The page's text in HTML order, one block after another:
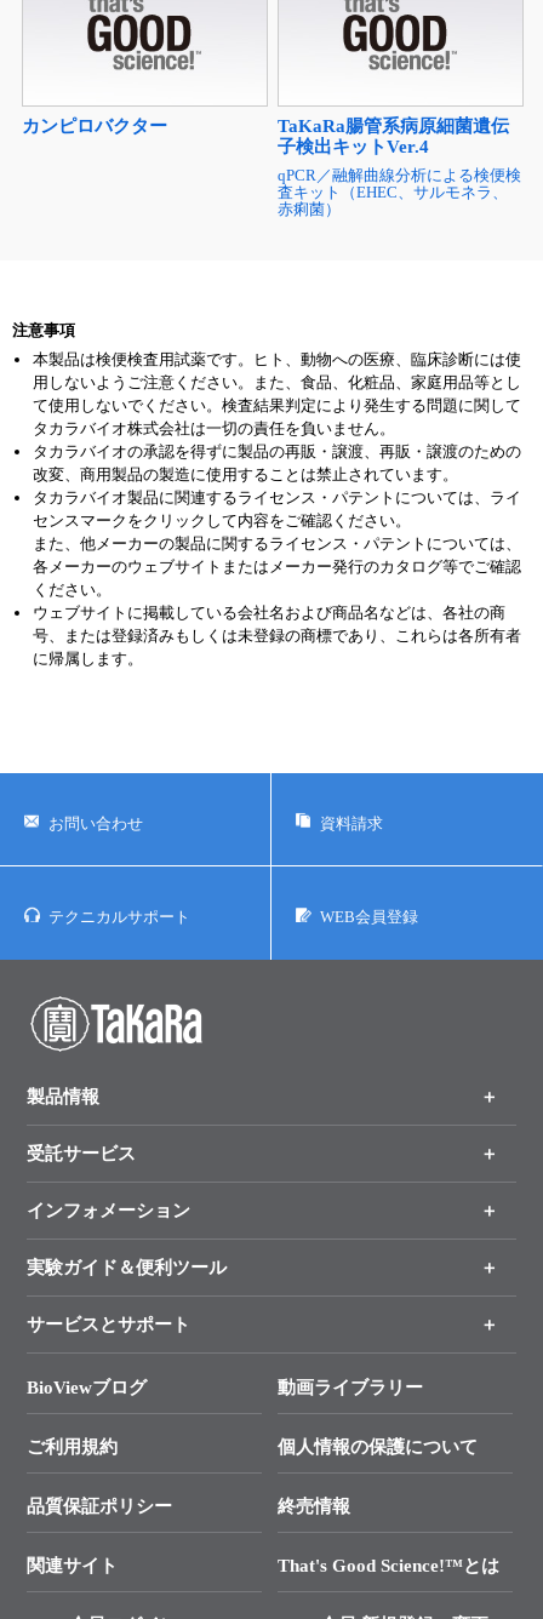
カンピロバクター
TaKaRa腸管系病原細菌遺伝
子検出キットVer.4
qPCR／融解曲線分析による検便検
査キット（EHEC、サルモネラ、
赤痢菌）
注意事項
本製品は検便検査用試薬です。ヒト、動物への医療、臨床診断には使
用しないようご注意ください。また、食品、化粧品、家庭用品等とし
て使用しないでください。検査結果判定により発生する問題に関して
タカラバイオ株式会社は一切の責任を負いません。
タカラバイオの承認を得ずに製品の再販・譲渡、再販・譲渡のための
改変、商用製品の製造に使用することは禁止されています。
タカラバイオ製品に関連するライセンス・パテントについては、ライ
センスマークをクリックして内容をご確認ください。
また、他メーカーの製品に関するライセンス・パテントについては、
各メーカーのウェブサイトまたはメーカー発行のカタログ等でご確認
ください。
ウェブサイトに掲載している会社名および商品名などは、各社の商
号、または登録済みもしくは未登録の商標であり、これらは各所有者
に帰属します。
お問い合わせ 資料請求
テクニカルサポート WEB会員登録
製品情報
製品一覧
手法から製品を探す
新製品情報
受託サービス
オンライン注文
インフォメーション
キャンペーン
タカラバイオ各種会員募集のお知らせ
終売製品のお知らせ
価格改定のご案内
技術セミナーのご案内
タカラバイオ発表文献
実験ガイド＆便利ツール
リアルタイムPCR実験のススメ
幹細胞・再生医療研究ガイド
クローニング実験ガイド
SMARTer NGSポータルサイト
プライマー設計
サービスとサポート
総合お問い合わせ
├ 実験コンシェルジュ
├ 受託サービスお問い合わせ
└ カスタム製造お問い合わせ
BioViewブログ 動画ライブラリー
ご利用規約 個人情報の保護について
品質保証ポリシー 終売情報
関連サイト That's Good Science!™とは